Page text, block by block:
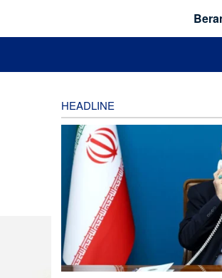
HEADLINE